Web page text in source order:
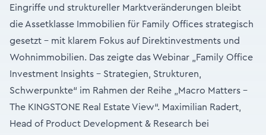
Eingriffe und struktureller Marktveränderungen bleibt
die Assetklasse Immobilien für Family Offices strategisch
gesetzt – mit klarem Fokus auf Direktinvestments und
Wohnimmobilien. Das zeigte das Webinar „Family Office
Investment Insights – Strategien, Strukturen,
Schwerpunkte“ im Rahmen der Reihe „Macro Matters –
The KINGSTONE Real Estate View“. Maximilian Radert,
Head of Product Development & Research bei